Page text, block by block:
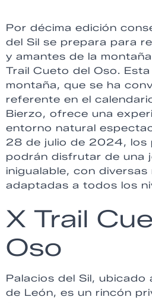
Por décima edición
del Sil se prepara para
y amantes de la
Trail Cueto del Oso.
montaña, que se ha
referente en el
Bierzo, ofrece una
entorno natural
28 de julio de 2024, los
podrán disfrutar de una
inigualable, con diversas
adaptadas a todos los
X Trail
Oso
Palacios del Sil, ubicado
de León, es un rincón